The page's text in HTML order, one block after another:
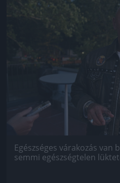
Jön
Egészséges várakozás
semmi egészségtelen